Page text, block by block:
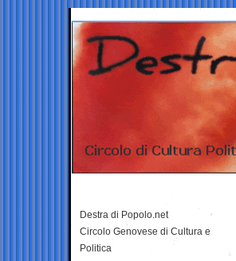
Destra di Popolo.net
Circolo Genovese di Cultura e
Politica